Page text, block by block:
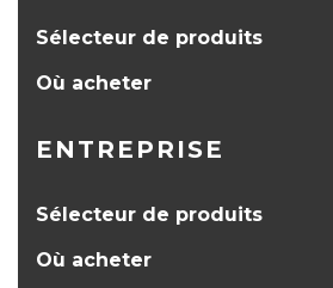
Sélecteur de produits
Où acheter
ENTREPRISE
Sélecteur de produits
Où acheter